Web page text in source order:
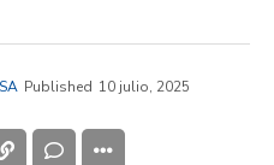
Published 10 julio, 2025